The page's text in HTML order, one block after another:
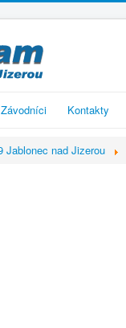
Závodníci Kontakty
Jablonec nad Jizerou